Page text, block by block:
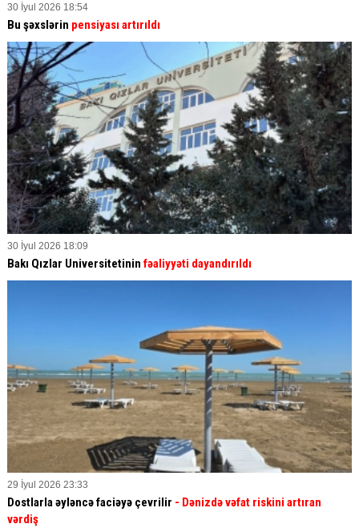
30 İyul 2026 18:54
Bu şəxslərin pensiyası artırıldı
30 İyul 2026 18:09
Bakı Qızlar Universitetinin fəaliyyəti dayandırıldı
29 İyul 2026 23:33
Dostlarla əyləncə faciəyə çevrilir - Dənizdə vəfat riskini artıran
vərdiş